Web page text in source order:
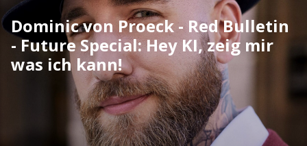
Who we are
Contact
Deutsch
Dominic von Proeck - Red Bulletin
- Future Special: Hey KI, zeig mir
was ich kann!